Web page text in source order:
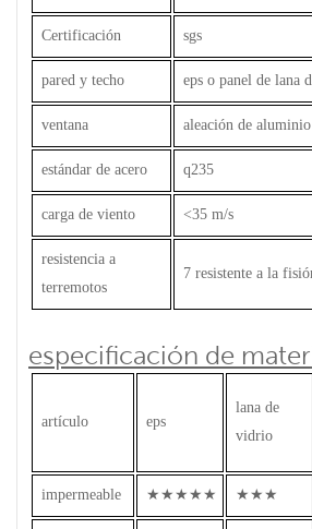
Certificación sgs
pared y techo eps o panel de lana
ventana aleación de
estándar de acero q235
carga de viento <35 m/s
resistencia a
terremotos
7 resistente a la
especificación de
artículo eps
lana de
vidrio
impermeable ★★★★★ ★★★